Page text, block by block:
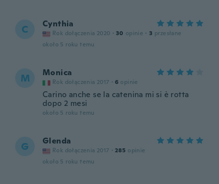
C Cynthia
Rok dołączenia 2020 · 30 opinie · 3 przesłane
około 5 roku temu
M Monica
Rok dołączenia 2017 · 6 opinie
Carino anche se la catenina mi si è rotta
dopo 2 mesi
około 5 roku temu
G Glenda
Rok dołączenia 2017 · 285 opinie
około 5 roku temu